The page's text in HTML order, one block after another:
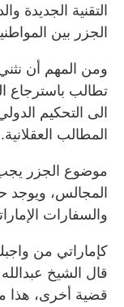
التقنية الجديدة
الجزر بين
ومن المهم أن
تطالب باسترجاع
الى التحكيم
المطالب العقلانية.
موضوع الجزر
المجالس، ويوجد
والسفارات
كإماراتي من
قال الشيخ
قضية أخرى، هذا